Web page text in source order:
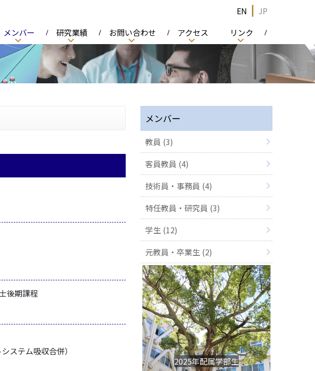
JP
EN
メンバー 研究業績 お問い合わせ アクセス リンク
メンバー
教員 (3)
客員教員 (4)
技術員・事務員 (4)
特任教員・研究員 (3)
学生 (12)
元教員・卒業生 (2)
2025年配属学部生
後期課程
ステム吸収合併）